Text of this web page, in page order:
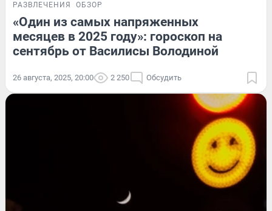
РАЗВЛЕЧЕНИЯ ОБЗОР
«Один из самых напряженных
месяцев в 2025 году»: гороскоп на
сентябрь от Василисы Володиной
26 августа, 2025, 20:00 2 250 Обсудить